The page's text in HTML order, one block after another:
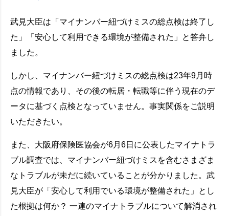
武見大臣は「マイナンバー紐づけミスの総点検は終了し
た」「安心して利用できる環境が整備された」と答弁し
ました。
しかし、マイナンバー紐づけミスの総点検は23年9月時
点の情報であり、その後の転居・転職等に伴う現在のデ
ータに基づく点検となっていません。事実関係をご説明
いただきたい。
また、大阪府保険医協会が6月6日に公表したマイナトラ
ブル調査では、マイナンバー紐づけミスを含むさまざま
なトラブルが未だに続いていることが分かりました。武
見大臣が「安心して利用でいる環境が整備された」とし
た根拠は何か？ 一連のマイナトラブルについて解消され